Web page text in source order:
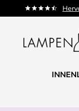
Zum
Inhalt